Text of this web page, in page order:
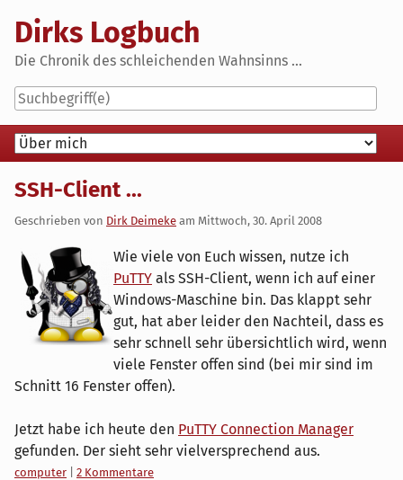
content
Dirks Logbuch
Die Chronik des schleichenden Wahnsinns ...
Navigation
SSH-Client ...
Geschrieben von Dirk Deimeke am Mittwoch, 30. April 2008
Wie viele von Euch wissen, nutze ich
PuTTY als SSH-Client, wenn ich auf einer
Windows-Maschine bin. Das klappt sehr
gut, hat aber leider den Nachteil, dass es
sehr schnell sehr übersichtlich wird, wenn
viele Fenster offen sind (bei mir sind im
Schnitt 16 Fenster offen).
Jetzt habe ich heute den PuTTY Connection Manager
gefunden. Der sieht sehr vielversprechend aus.
Kategorien:
computer
2 Kommentare